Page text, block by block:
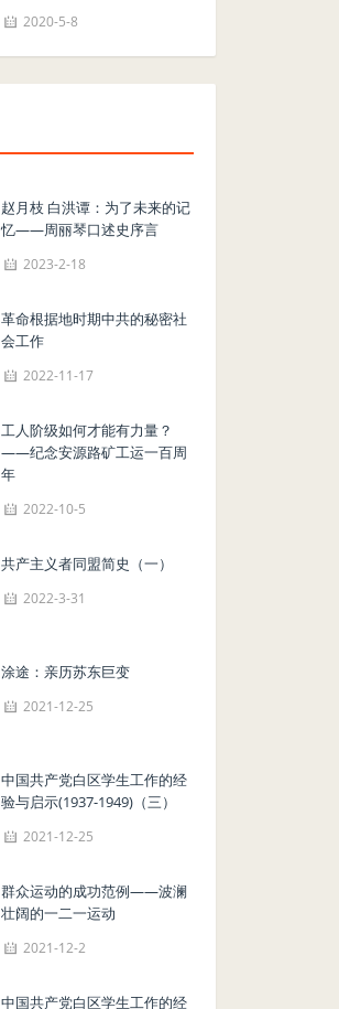
2020-5-8
赵月枝 白洪谭：为了未来的记
忆——周丽琴口述史序言
2023-2-18
革命根据地时期中共的秘密社
会工作
2022-11-17
工人阶级如何才能有力量？
——纪念安源路矿工运一百周
年
2022-10-5
共产主义者同盟简史（一）
2022-3-31
涂途：亲历苏东巨变
2021-12-25
中国共产党白区学生工作的经
验与启示(1937-1949)（三）
2021-12-25
群众运动的成功范例——波澜
壮阔的一二一运动
2021-12-2
中国共产党白区学生工作的经